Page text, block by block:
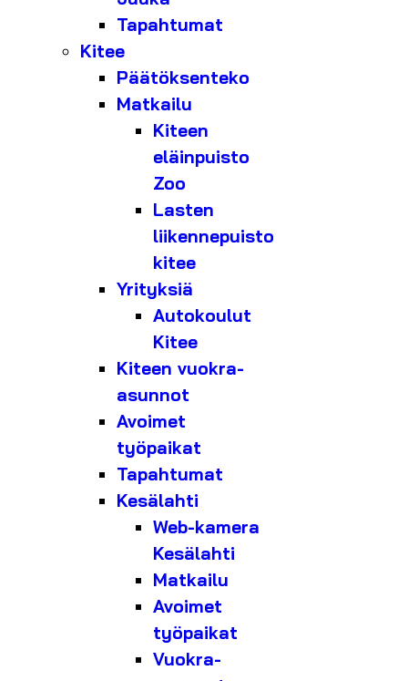
Tapahtumat
Kitee
Päätöksenteko
Matkailu
Kiteen
eläinpuisto
Zoo
Lasten
liikennepuisto
kitee
Yrityksiä
Autokoulut
Kitee
Kiteen vuokra-
asunnot
Avoimet
työpaikat
Tapahtumat
Kesälahti
Web-kamera
Kesälahti
Matkailu
Avoimet
työpaikat
Vuokra-